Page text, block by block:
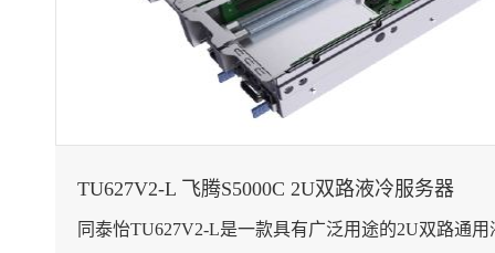
TU627V2-L 飞腾S5000C 2U双路液冷服务器
同泰怡TU627V2-L是一款具有广泛用途的2U双路通